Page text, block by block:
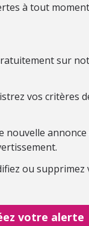
à tout
sur
vos critères
nouvelle
ou
votre alerte